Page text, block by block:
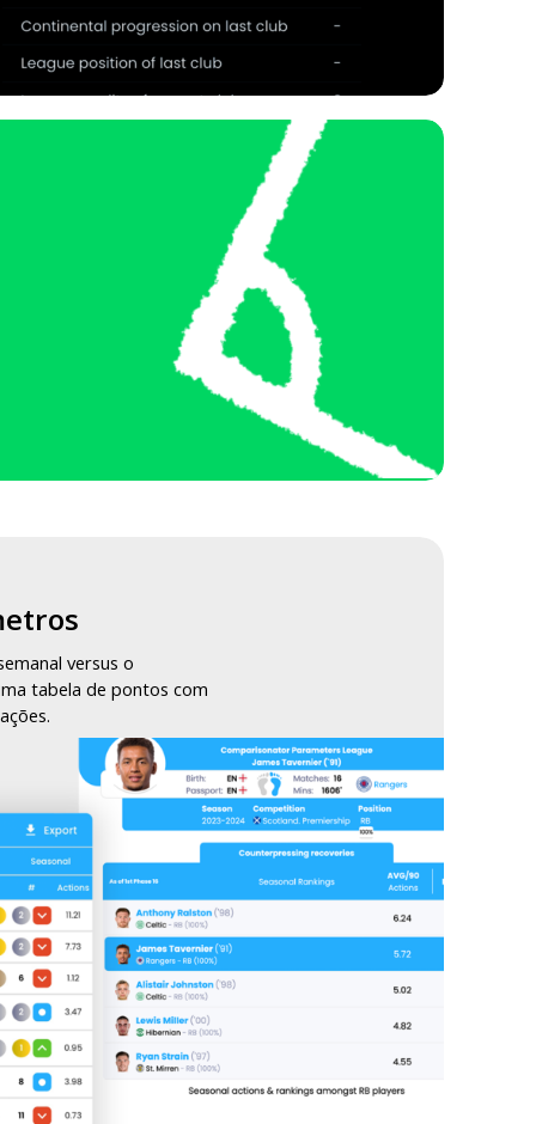
versus o
tabela de pontos com